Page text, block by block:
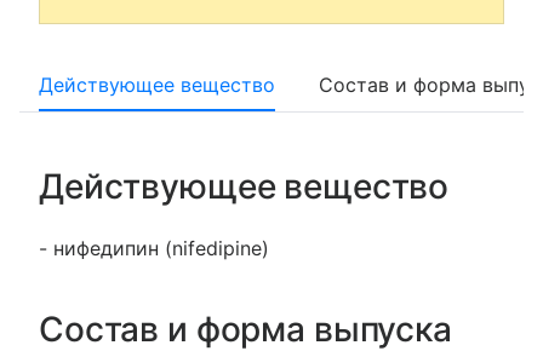
Действующее вещество Состав и форма
Действующее вещество
- нифедипин (nifedipine)
Состав и форма выпуска